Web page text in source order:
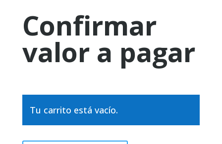
Confirmar
valor a pagar
Tu carrito está vacío.